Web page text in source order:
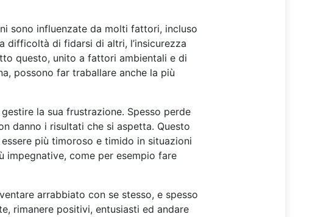
sono influenzate da molti fattori, incluso
difficoltà di fidarsi di altri, l’insicurezza
questo, unito a fattori ambientali e di
possono far traballare anche la più
la sua frustrazione. Spesso perde
danno i risultati che si aspetta. Questo
più timoroso e timido in situazioni
come per esempio fare
arrabbiato con se stesso, e spesso
rimanere positivi, entusiasti ed andare